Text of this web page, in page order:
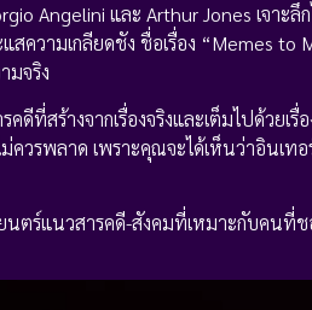
Angelini และ Arthur Jones เจา
ความเกลียดชัง ชื่อเรื่อง “Memes to
มจริง
ที่สร้างจากเรื่องจริงและเต็มไปด้วยเ
ควรพลาด เพราะคุณจะได้เห็นว่าอินเ
ตร์แนวสารคดี-สังคมที่เหมาะกับคนที่ช